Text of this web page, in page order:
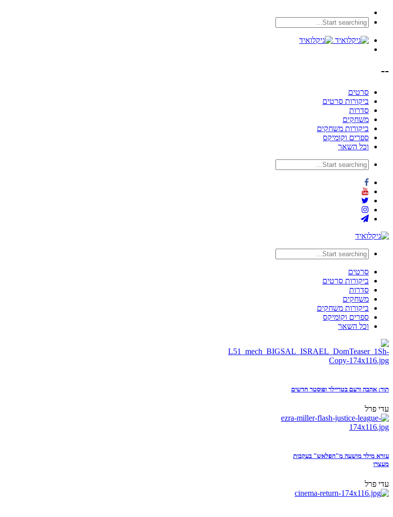
--
סרטים
ביקורות סרטים
סדרות
משחקים
ביקורות משחקים
ספרים וקומיקס
וכל השאר
סרטים
ביקורות סרטים
סדרות
משחקים
ביקורות משחקים
ספרים וקומיקס
וכל השאר
תור: אהבה ורעם בטריילר ופוסטר חדשים
עדי פרל
עזרא מילר מושעה מ"הפלאש" בעקבות
מעצרו
עדי פרל